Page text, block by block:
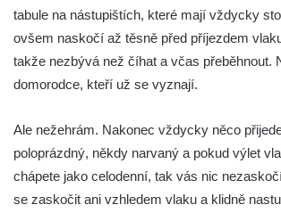
tabule na nástupištích, které mají vždycky
ovšem naskočí až těsně před příjezdem
takže nezbývá než číhat a včas přeběhnout.
domorodce, kteří už se vyznají.
Ale nežehrám. Nakonec vždycky něco
poloprázdný, někdy narvaný a pokud výlet
chápete jako celodenní, tak vás nic
se zaskočit ani vzhledem vlaku a klidně